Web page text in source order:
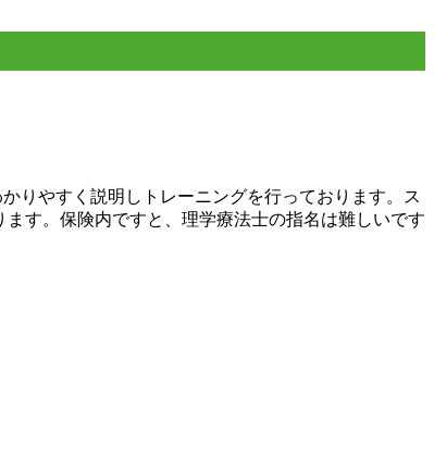
りやすく説明しトレーニングを行っております。ス
す。保険内ですと、理学療法士の指名は難しいです